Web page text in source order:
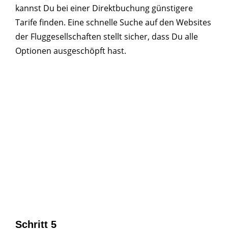
kannst Du bei einer Direktbuchung günstigere
Tarife finden. Eine schnelle Suche auf den Websites
der Fluggesellschaften stellt sicher, dass Du alle
Optionen ausgeschöpft hast.
Schritt 5